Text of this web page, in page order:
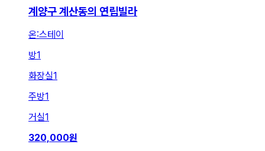
계양구 계산동의 연립빌라
온:스테이
방1
화장실1
주방1
거실1
320,000원